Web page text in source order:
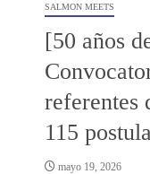
SALMON MEETS
[50 años
referentes
115
mayo 19, 2026